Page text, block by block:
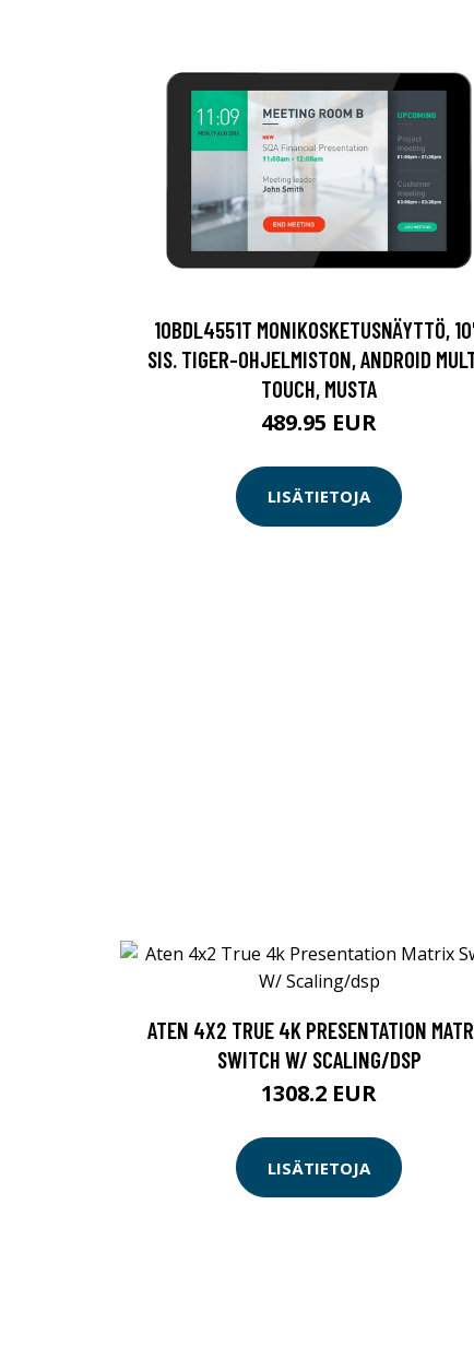
10BDL4551T MONIKOSKETUSNÄYTTÖ,
SIS. TIGER-OHJELMISTON, ANDROID
TOUCH, MUSTA
489.95 EUR
LISÄTIETOJA
ATEN 4X2 TRUE 4K PRESENTATION
SWITCH W/ SCALING/DSP
1308.2 EUR
LISÄTIETOJA